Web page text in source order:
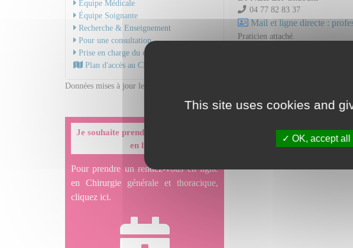
Équipe Médicale
Équipe Soignante
Recherche & Enseignement
Pour une consultation
Prise en charge du cancer
Plan d'accès au CHU
Données mises à jour le 04/11/2025
Je souhaite prendre un rendez-vous
en ligne
Pour prendre un rendez-vous en ligne
en Chirurgie générale et thoracique,
cliquez ici.
04 77 82 83 37
Mail et ligne directe :
Praticien attaché.
This site uses cookies and
OK, accept all